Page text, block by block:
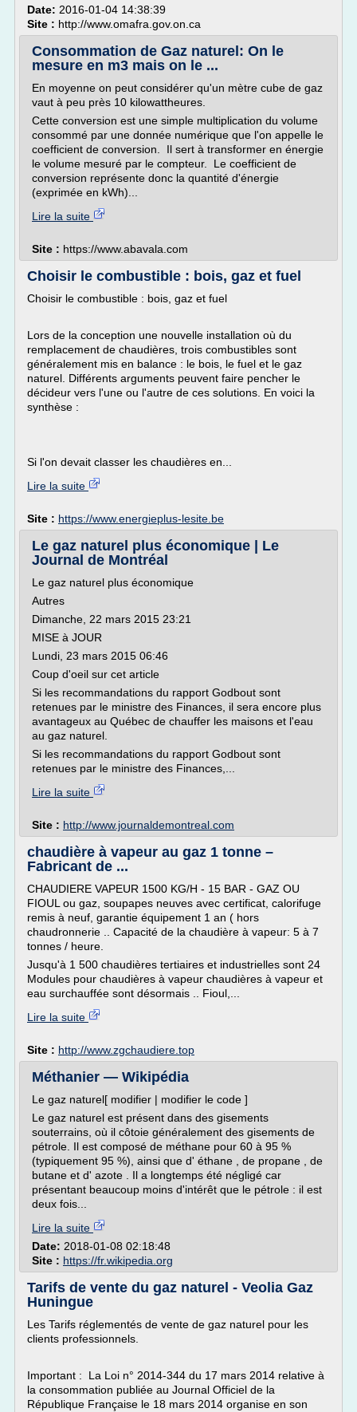
Date: 2016-01-04 14:38:39
Site : http://www.omafra.gov.on.ca
Consommation de Gaz naturel: On le
mesure en m3 mais on le ...
En moyenne on peut considérer qu'un mètre cube de gaz
vaut à peu près 10 kilowattheures.
Cette conversion est une simple multiplication du volume
consommé par une donnée numérique que l'on appelle le
coefficient de conversion. Il sert à transformer en énergie
le volume mesuré par le compteur. Le coefficient de
conversion représente donc la quantité d'énergie
(exprimée en kWh)...
Lire la suite
Site : https://www.abavala.com
Choisir le combustible : bois, gaz et fuel
Choisir le combustible : bois, gaz et fuel
Lors de la conception une nouvelle installation où du
remplacement de chaudières, trois combustibles sont
généralement mis en balance : le bois, le fuel et le gaz
naturel. Différents arguments peuvent faire pencher le
décideur vers l'une ou l'autre de ces solutions. En voici la
synthèse :
Si l'on devait classer les chaudières en...
Lire la suite
Site : https://www.energieplus-lesite.be
Le gaz naturel plus économique | Le
Journal de Montréal
Le gaz naturel plus économique
Autres
Dimanche, 22 mars 2015 23:21
MISE à JOUR
Lundi, 23 mars 2015 06:46
Coup d'oeil sur cet article
Si les recommandations du rapport Godbout sont
retenues par le ministre des Finances, il sera encore plus
avantageux au Québec de chauffer les maisons et l'eau
au gaz naturel.
Si les recommandations du rapport Godbout sont
retenues par le ministre des Finances,...
Lire la suite
Site : http://www.journaldemontreal.com
chaudière à vapeur au gaz 1 tonne –
Fabricant de ...
CHAUDIERE VAPEUR 1500 KG/H - 15 BAR - GAZ OU
FIOUL ou gaz, soupapes neuves avec certificat, calorifuge
remis à neuf, garantie équipement 1 an ( hors
chaudronnerie .. Capacité de la chaudière à vapeur: 5 à 7
tonnes / heure.
Jusqu'à 1 500 chaudières tertiaires et industrielles sont 24
Modules pour chaudières à vapeur chaudières à vapeur et
eau surchauffée sont désormais .. Fioul,...
Lire la suite
Site : http://www.zgchaudiere.top
Méthanier — Wikipédia
Le gaz naturel[ modifier | modifier le code ]
Le gaz naturel est présent dans des gisements
souterrains, où il côtoie généralement des gisements de
pétrole. Il est composé de méthane pour 60 à 95 %
(typiquement 95 %), ainsi que d' éthane , de propane , de
butane et d' azote . Il a longtemps été négligé car
présentant beaucoup moins d'intérêt que le pétrole : il est
deux fois...
Lire la suite
Date: 2018-01-08 02:18:48
Site : https://fr.wikipedia.org
Tarifs de vente du gaz naturel - Veolia Gaz
Huningue
Les Tarifs réglementés de vente de gaz naturel pour les
clients professionnels.
Important : La Loi n° 2014-344 du 17 mars 2014 relative à
la consommation publiée au Journal Officiel de la
République Française le 18 mars 2014 organise en son